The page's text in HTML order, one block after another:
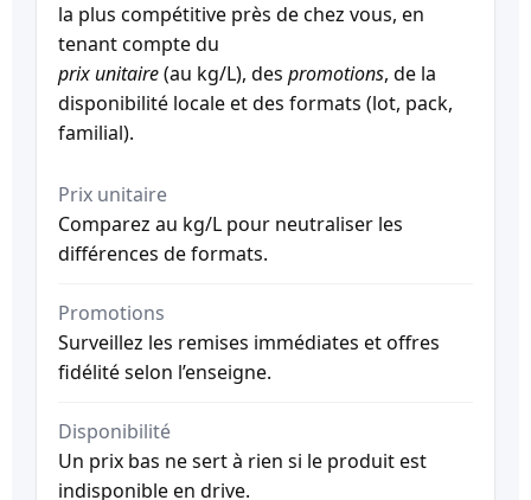
la plus compétitive près de chez vous, en
tenant compte du
prix unitaire(au kg/L), des promotions, de la
disponibilité locale et des formats (lot, pack,
familial).
Prix unitaire
Comparez au kg/L pour neutraliser les
différences de formats.
Promotions
Surveillez les remises immédiates et offres
fidélité selon l’enseigne.
Disponibilité
Un prix bas ne sert à rien si le produit est
indisponible en drive.